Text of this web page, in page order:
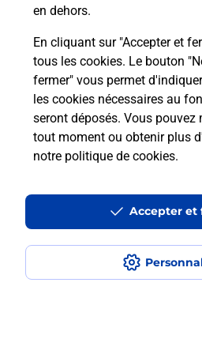
en dehors.
En cliquant sur "Accepter et
tous les cookies. Le bouton
fermer" vous permet
les cookies nécessaires au
seront déposés. Vous pouvez
tout moment ou obtenir plus
notre politique de cookies.
Accepter et
Questions
Comment retourner un
en ligne depuis votre
Comment envoyer un
retour chez un e-
déplacer ?
Envoyer un petit colis